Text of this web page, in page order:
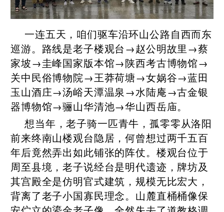
一连五天，咱们驱车沿环山公路自西而东
巡游。路线是老子楼观台→赵公明故里→蔡
家坡→圭峰国家版本馆→陕西考古博物馆→
关中民俗博物院→王莽荷塘→女娲谷→蓝田
玉山酒庄→汤峪天潭温泉→水陆庵→古金银
器博物馆→骊山华清池→华山西岳庙。
想当年，老子骑一匹青牛，孤零零从洛阳
前来终南山楼观台隐居，何曾想过两千五百
年后竟然弄出如此铺张的阵仗。楼观台位于
周至县境，老子说经台是明代遗迹，牌坊及
其宫殿全是仿明官式建筑，规模无比宏大，
背离了老子小国寡民理念。山麓直桶桶像保